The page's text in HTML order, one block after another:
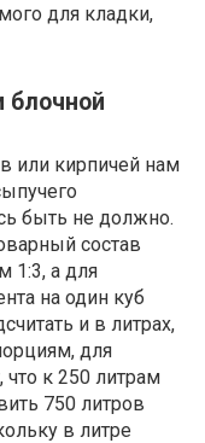
для кладки,
блочной
или кирпичей нам
быть не должно.
состав
1:3, а для
на один куб
и в литрах,
для
к 250 литрам
750 литров
в литре